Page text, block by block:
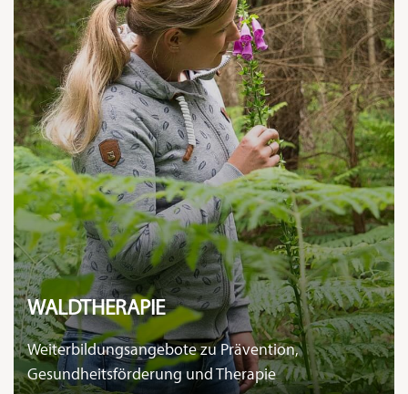
WALDTHERAPIE
Weiterbildungsangebote zu Prävention,
Gesundheitsförderung und Therapie